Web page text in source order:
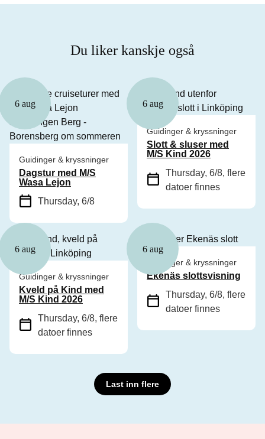
Du liker kanskje også
6 aug
Guidinger & kryssninger
Dagstur med M/S
Wasa Lejon
Thursday, 6/8
6 aug
Guidinger & kryssninger
Slott & sluser med
M/S Kind 2026
Thursday, 6/8, flere
datoer finnes
6 aug
Guidinger & kryssninger
Kveld på Kind med
M/S Kind 2026
Thursday, 6/8, flere
datoer finnes
6 aug
Guidinger & kryssninger
Ekenäs slottsvisning
Thursday, 6/8, flere
datoer finnes
Last inn flere